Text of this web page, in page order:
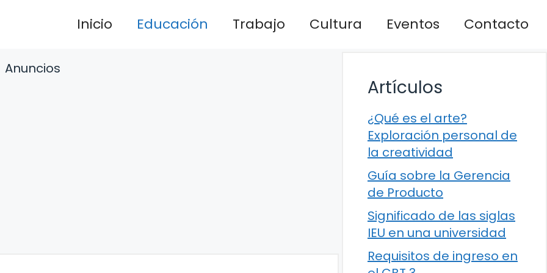
Inicio Educación Trabajo Cultura Eventos Contacto
Anuncios
Artículos
¿Qué es el arte?
Exploración personal de
la creatividad
Guía sobre la Gerencia
de Producto
Significado de las siglas
IEU en una universidad
Requisitos de ingreso en